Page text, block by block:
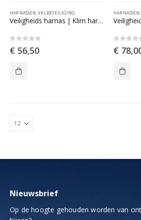
HARNASSEN,VALBEVEILIGING
Veiligheids harnas | Klim harnas
€ 56,50
HARNASSEN
€
Nieuwsbrief
Op de hoogte gehouden worden van